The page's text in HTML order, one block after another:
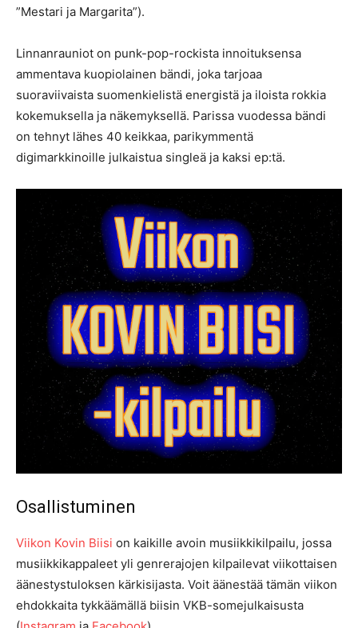
”Mestari ja Margarita”).
Linnanrauniot on punk-pop-rockista innoituksensa
ammentava kuopiolainen bändi, joka tarjoaa
suoraviivaista suomenkielistä energistä ja iloista rokkia
kokemuksella ja näkemyksellä. Parissa vuodessa bändi
on tehnyt lähes 40 keikkaa, parikymmentä
digimarkkinoille julkaistua singleä ja kaksi ep:tä.
Osallistuminen
Viikon Kovin Biisi on kaikille avoin musiikkikilpailu, jossa
musiikkikappaleet yli genrerajojen kilpailevat viikottaisen
äänestystuloksen kärkisijasta. Voit äänestää tämän viikon
ehdokkaita tykkäämällä biisin VKB-somejulkaisusta